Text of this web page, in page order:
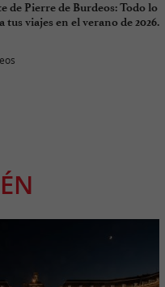
de Pierre de Burdeos: Todo lo
tus viajes en el verano de 2026.